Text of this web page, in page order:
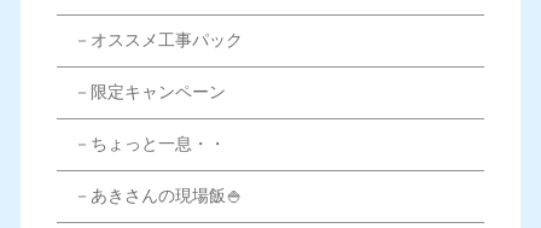
－オススメ工事パック
－限定キャンペーン
－ちょっと一息・・
－あきさんの現場飯🍚